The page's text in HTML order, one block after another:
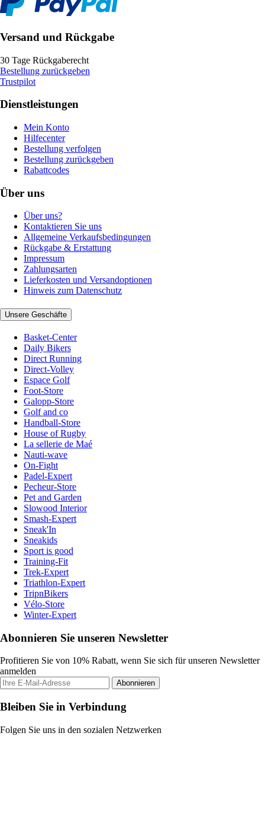
Versand und Rückgabe
30 Tage Rückgaberecht
Bestellung zurückgeben
Trustpilot
Dienstleistungen
Mein Konto
Hilfecenter
Bestellung verfolgen
Bestellung zurückgeben
Rabattcodes
Über uns
Über uns?
Kontaktieren Sie uns
Allgemeine Verkaufsbedingungen
Rückgabe & Erstattung
Impressum
Zahlungsarten
Lieferkosten und Versandoptionen
Hinweis zum Datenschutz
Unsere Geschäfte
Basket-Center
Daily Bikers
Direct Running
Direct-Volley
Espace Golf
Foot-Store
Galopp-Store
Golf and co
Handball-Store
House of Rugby
La sellerie de Maé
Nauti-wave
On-Fight
Padel-Expert
Pecheur-Store
Pet and Garden
Slowood Interior
Smash-Expert
Sneak'In
Sneakids
Sport is good
Training-Fit
Trek-Expert
Triathlon-Expert
TripnBikers
Vélo-Store
Winter-Expert
Abonnieren Sie unseren Newsletter
Profitieren Sie von 10% Rabatt, wenn Sie sich für unseren Newsletter
anmelden
Abonnieren
Bleiben Sie in Verbindung
Folgen Sie uns in den sozialen Netzwerken